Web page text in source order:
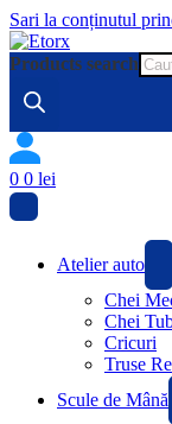
Sari la conținutul
Products search
0 0 lei
Atelier auto
Chei
Chei
Cricuri
Truse
Scule de Mână